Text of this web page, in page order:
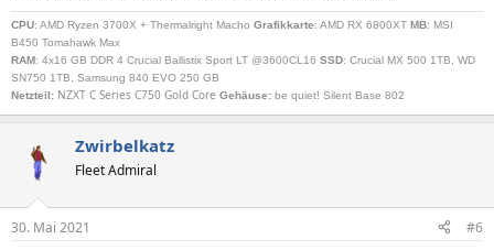
CPU: AMD Ryzen 3700X + Thermalright Macho Grafikkarte: AMD RX 6800XT MB: MSI
B450 Tomahawk Max
RAM: 4x16 GB DDR 4 Crucial Ballistix Sport LT @3600CL16 SSD: Crucial MX 500 1TB, WD
SN750 1TB, Samsung 840 EVO 250 GB
Netzteil: NZXT C Series C750 Gold Core Gehäuse: be quiet! Silent Base 802
Zwirbelkatz
Fleet Admiral
30. Mai 2021 #6